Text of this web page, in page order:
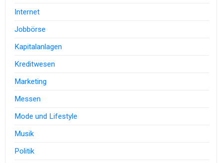
Internet
Jobbörse
Kapitalanlagen
Kreditwesen
Marketing
Messen
Mode und Lifestyle
Musik
Politik